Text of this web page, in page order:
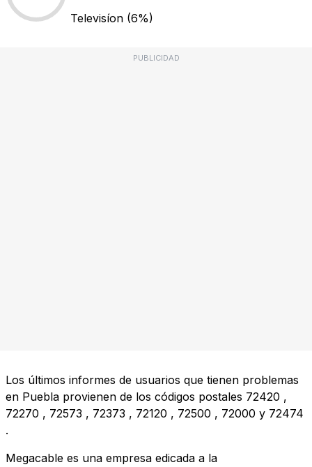
Televisíon (6%)
PUBLICIDAD
Los últimos informes de usuarios que tienen problemas
en Puebla provienen de los códigos postales 72420 ,
72270 , 72573 , 72373 , 72120 , 72500 , 72000 y 72474
.
Megacable es una empresa edicada a la